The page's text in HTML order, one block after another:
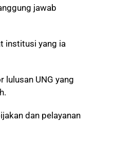
jawab
institusi yang ia
lulusan UNG yang
dan pelayanan